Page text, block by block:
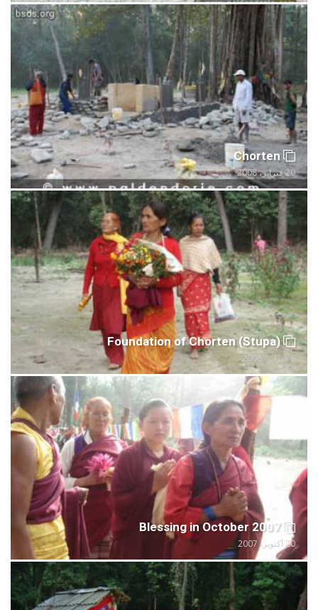
20 فبراير، 2008
Foundation of Chorten (Stupa)
6 فبراير، 2008
Blessing in October 2007
20 أكتوبر، 2007